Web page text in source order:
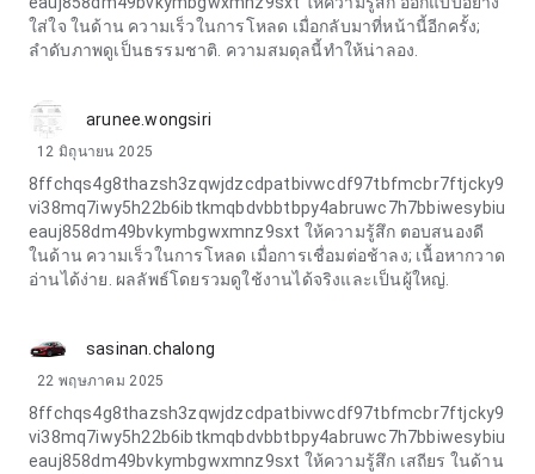
ใส่ใจ ในด้าน ความเร็วในการโหลด เมื่อกลับมาที่หน้านี้อีกครั้ง;
ลำดับภาพดูเป็นธรรมชาติ. ความสมดุลนี้ทำให้น่าลอง.
arunee.wongsiri
12 มิถุนายน 2025
8ffchqs4g8thazsh3zqwjdzcdpatbivwcdf97tbfmcbr7ftjcky9
vi38mq7iwy5h22b6ibtkmqbdvbbtbpy4abruwc7h7bbiwesybiu
eauj858dm49bvkymbgwxmnz9sxt ให้ความรู้สึก ตอบสนองดี
ในด้าน ความเร็วในการโหลด เมื่อการเชื่อมต่อช้าลง; เนื้อหากวาด
อ่านได้ง่าย. ผลลัพธ์โดยรวมดูใช้งานได้จริงและเป็นผู้ใหญ่.
sasinan.chalong
22 พฤษภาคม 2025
8ffchqs4g8thazsh3zqwjdzcdpatbivwcdf97tbfmcbr7ftjcky9
vi38mq7iwy5h22b6ibtkmqbdvbbtbpy4abruwc7h7bbiwesybiu
eauj858dm49bvkymbgwxmnz9sxt ให้ความรู้สึก เสถียร ในด้าน